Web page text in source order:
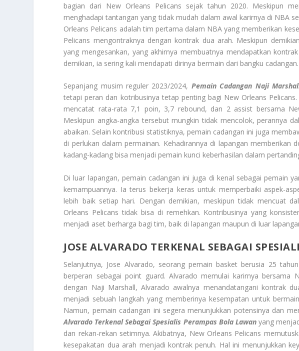
bagian dari New Orleans Pelicans sejak tahun 2020. Meskipun
menghadapi tantangan yang tidak mudah dalam awal karirnya di NBA
Orleans Pelicans adalah tim pertama dalam NBA yang memberikan
Pelicans mengontraknya dengan kontrak dua arah. Meskipun
yang mengesankan, yang akhirnya membuatnya mendapatkan
demikian, ia sering kali mendapati dirinya bermain dari bangku cadangan.
Sepanjang musim reguler 2023/2024, Pemain Cadangan Naji
tetapi peran dan kotribusinya tetap penting bagi New Orleans
mencatat rata-rata 7,1 poin, 3,7 rebound, dan 2 assist bersama
Meskipun angka-angka tersebut mungkin tidak mencolok, perannya
abaikan. Selain kontribusi statistiknya, pemain cadangan ini juga
di perlukan dalam permainan. Kehadirannya di lapangan memberikan
kadang-kadang bisa menjadi pemain kunci keberhasilan dalam
Di luar lapangan, pemain cadangan ini juga di kenal sebagai pemain
kemampuannya. Ia terus bekerja keras untuk memperbaiki aspek-
lebih baik setiap hari. Dengan demikian, meskipun tidak mencuat
Orleans Pelicans tidak bisa di remehkan. Kontribusinya yang
menjadi aset berharga bagi tim, baik di lapangan maupun di luar
JOSE ALVARADO TERKENAL SEBAGAI
Selanjutnya, Jose Alvarado, seorang pemain basket berusia 25
berperan sebagai point guard. Alvarado memulai karirnya bersama
dengan Naji Marshall, Alvarado awalnya menandatangani kontrak
menjadi sebuah langkah yang memberinya kesempatan untuk
Namun, pemain cadangan ini segera menunjukkan potensinya dan
Alvarado Terkenal Sebagai Spesialis Perampas Bola Lawanyang
dan rekan-rekan setimnya. Akibatnya, New Orleans Pelicans
kesepakatan dua arah menjadi kontrak penuh. Hal ini menunjukkan